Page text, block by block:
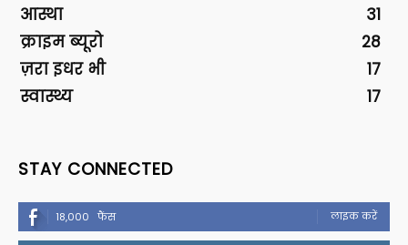
आस्था
31
क्राइम ब्यूरो
28
ज़रा इधर भी
17
स्वास्थ्य
17
STAY CONNECTED
18,000 फैंस लाइक करें